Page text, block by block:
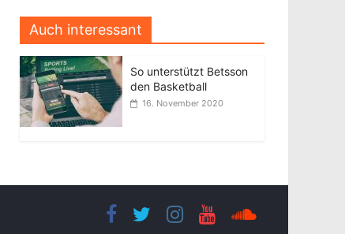
Auch interessant
So unterstützt Betsson
den Basketball
16. November 2020